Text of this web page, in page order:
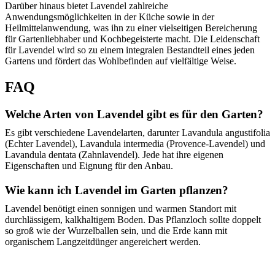
Darüber hinaus bietet Lavendel zahlreiche
Anwendungsmöglichkeiten in der Küche sowie in der
Heilmittelanwendung, was ihn zu einer vielseitigen Bereicherung
für Gartenliebhaber und Kochbegeisterte macht. Die Leidenschaft
für Lavendel wird so zu einem integralen Bestandteil eines jeden
Gartens und fördert das Wohlbefinden auf vielfältige Weise.
FAQ
Welche Arten von Lavendel gibt es für den Garten?
Es gibt verschiedene Lavendelarten, darunter Lavandula angustifolia
(Echter Lavendel), Lavandula intermedia (Provence-Lavendel) und
Lavandula dentata (Zahnlavendel). Jede hat ihre eigenen
Eigenschaften und Eignung für den Anbau.
Wie kann ich Lavendel im Garten pflanzen?
Lavendel benötigt einen sonnigen und warmen Standort mit
durchlässigem, kalkhaltigem Boden. Das Pflanzloch sollte doppelt
so groß wie der Wurzelballen sein, und die Erde kann mit
organischem Langzeitdünger angereichert werden.